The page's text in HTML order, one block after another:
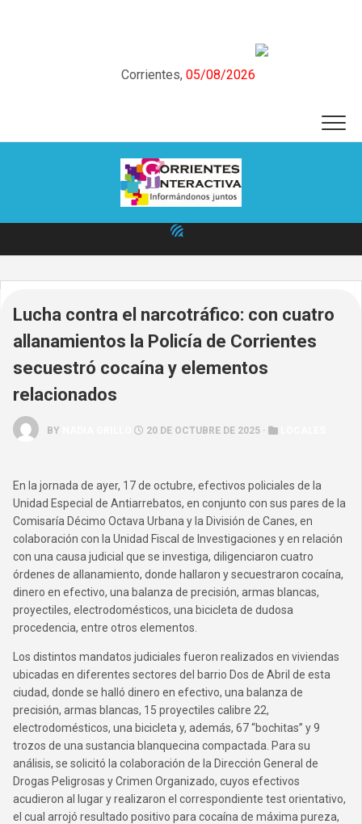
Corrientes, 05/08/2026
Lucha contra el narcotráfico: con cuatro
allanamientos la Policía de Corrientes
secuestró cocaína y elementos
relacionados
BY 20 DE OCTUBRE DE 2025 ·
En la jornada de ayer, 17 de octubre, efectivos policiales de la
Unidad Especial de Antiarrebatos, en conjunto con sus pares de la
Comisaría Décimo Octava Urbana y la División de Canes, en
colaboración con la Unidad Fiscal de Investigaciones y en relación
con una causa judicial que se investiga, diligenciaron cuatro
órdenes de allanamiento, donde hallaron y secuestraron cocaína,
dinero en efectivo, una balanza de precisión, armas blancas,
proyectiles, electrodomésticos, una bicicleta de dudosa
procedencia, entre otros elementos.
Los distintos mandatos judiciales fueron realizados en viviendas
ubicadas en diferentes sectores del barrio Dos de Abril de esta
ciudad, donde se halló dinero en efectivo, una balanza de
precisión, armas blancas, 15 proyectiles calibre 22,
electrodomésticos, una bicicleta y, además, 67 “bochitas” y 9
trozos de una sustancia blanquecina compactada. Para su
análisis, se solicitó la colaboración de la Dirección General de
Drogas Peligrosas y Crimen Organizado, cuyos efectivos
acudieron al lugar y realizaron el correspondiente test orientativo,
el cual arrojó resultado positivo para cocaína de máxima pureza,